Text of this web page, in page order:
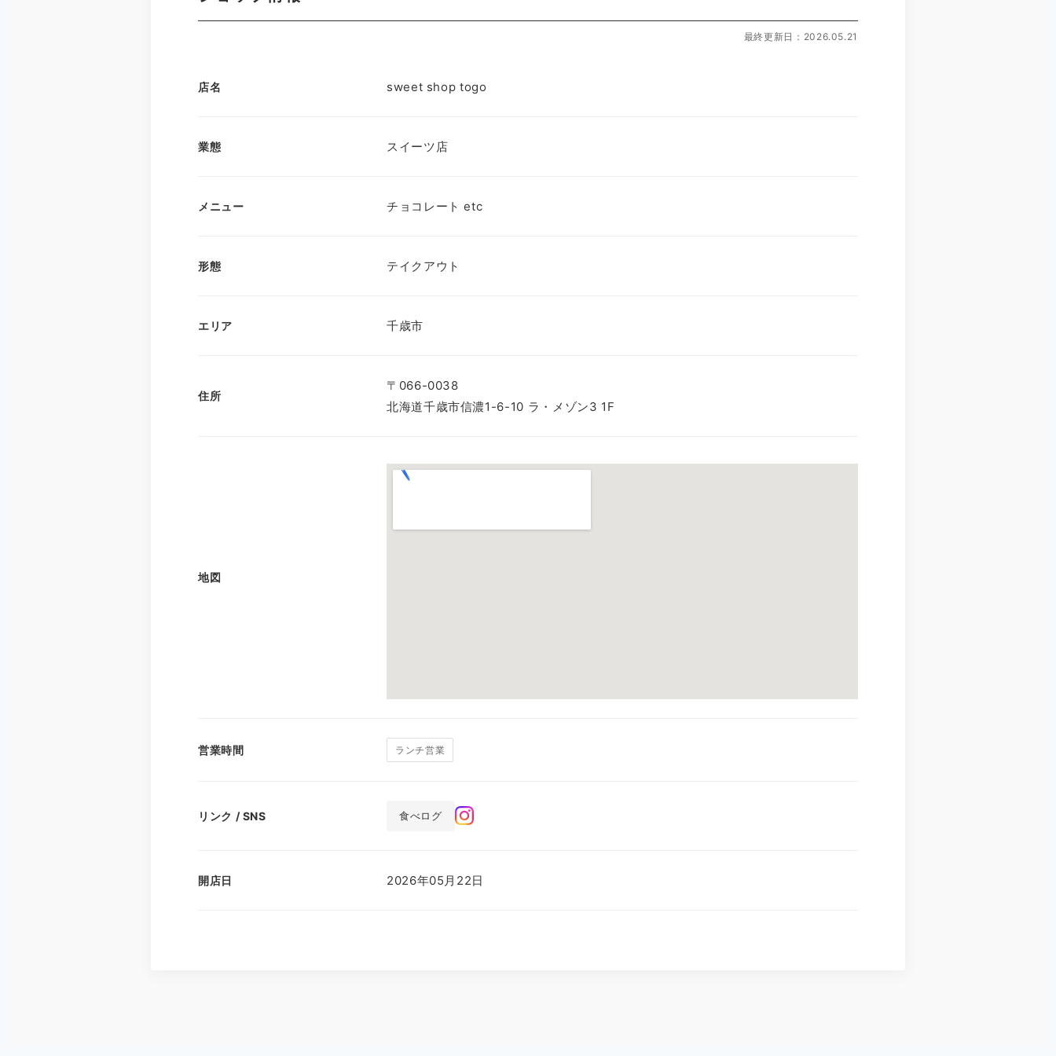
最終更新日：2026.05.21
店名 sweet shop togo
業態 スイーツ店
メニュー チョコレート etc
形態 テイクアウト
エリア 千歳市
住所
〒066-0038
北海道千歳市信濃1-6-10 ラ・メゾン3 1F
地図
営業時間 ランチ営業
リンク / SNS 食べログ
開店日 2026年05月22日